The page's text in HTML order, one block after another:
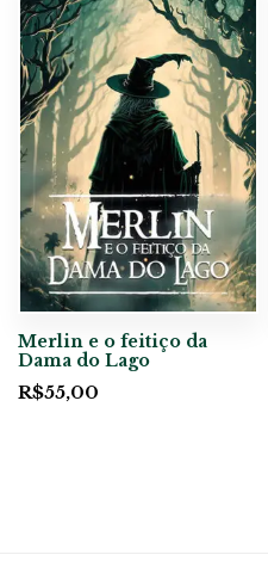
Merlin e o feitiço da
Dama do Lago
R$55,00